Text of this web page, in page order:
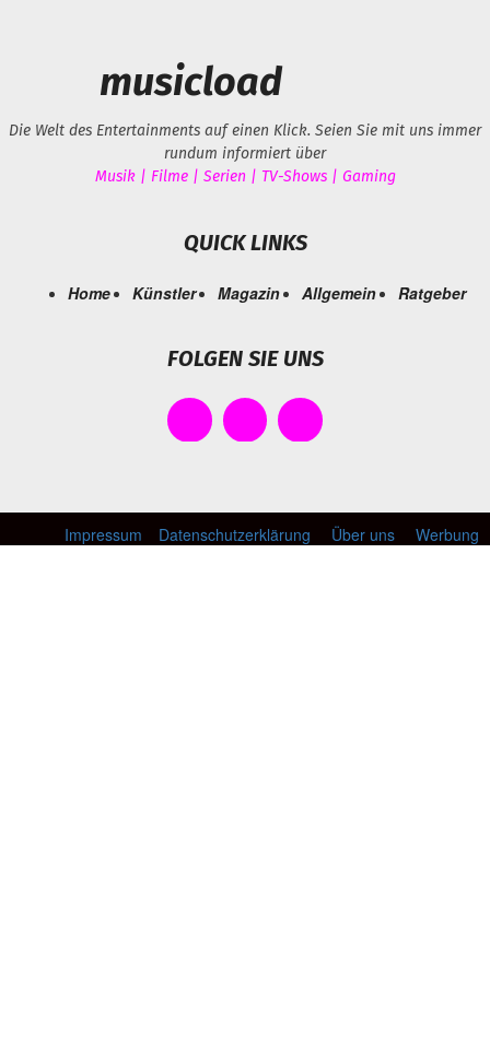
musicload
Die Welt des Entertainments auf einen Klick. Seien Sie mit uns immer
rundum informiert über
Musik | Filme | Serien | TV-Shows | Gaming
QUICK LINKS
Home Künstler Magazin Allgemein Ratgeber
FOLGEN SIE UNS
Impressum Datenschutzerklärung Über uns Werbung